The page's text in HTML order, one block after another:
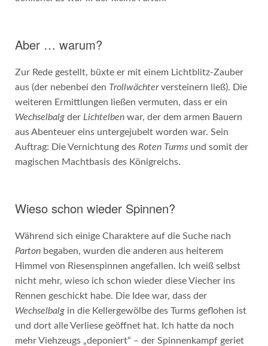
Aber … warum?
Zur Rede gestellt, büxte er mit einem Lichtblitz-Zauber
aus (der nebenbei den Trollwächterversteinern ließ). Die
weiteren Ermittlungen ließen vermuten, dass er ein
Wechselbalgder Lichtelbenwar, der dem armen Bauern
aus Abenteuer eins untergejubelt worden war. Sein
Auftrag: Die Vernichtung des Roten Turmsund somit der
magischen Machtbasis des Königreichs.
Wieso schon wieder Spinnen?
Während sich einige Charaktere auf die Suche nach
Partonbegaben, wurden die anderen aus heiterem
Himmel von Riesenspinnen angefallen. Ich weiß selbst
nicht mehr, wieso ich schon wieder diese Viecher ins
Rennen geschickt habe. Die Idee war, dass der
Wechselbalgin die Kellergewölbe des Turms geflohen ist
und dort alle Verliese geöffnet hat. Ich hatte da noch
mehr Viehzeugs „deponiert“ – der Spinnenkampf geriet